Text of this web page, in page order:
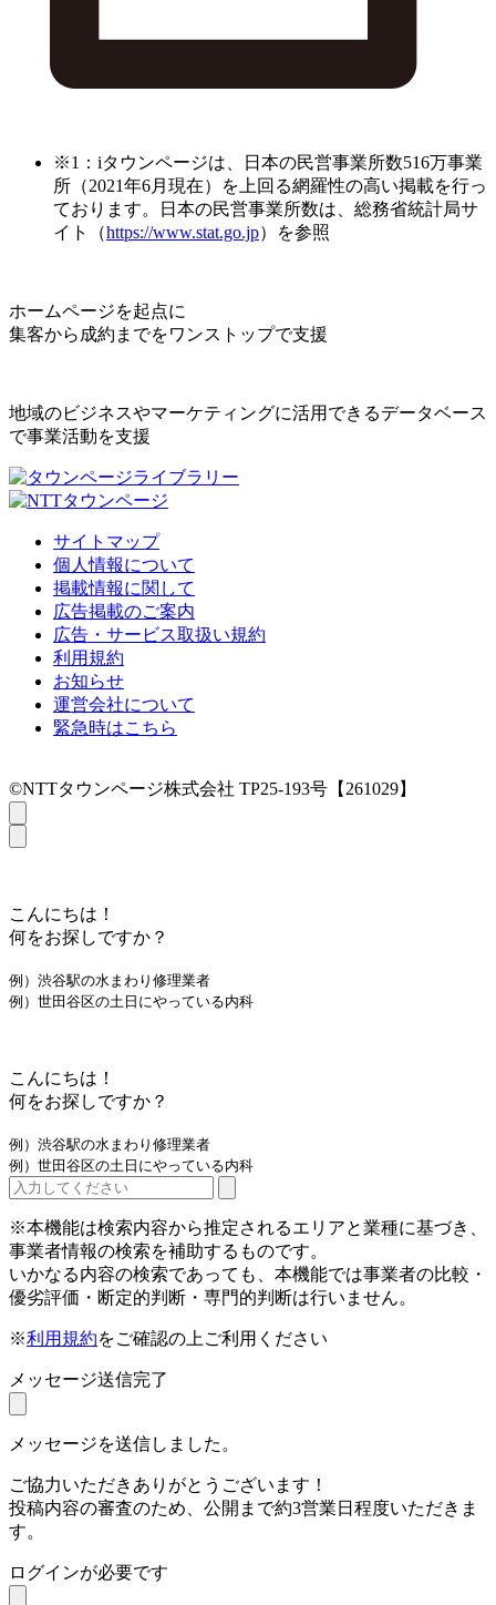
※1：iタウンページは、日本の民営事業所数516万事業
所（2021年6月現在）を上回る網羅性の高い掲載を行っ
ております。日本の民営事業所数は、総務省統計局サ
イト（https://www.stat.go.jp）を参照
ホームページを起点に
集客から成約までをワンストップで支援
地域のビジネスやマーケティングに活用できるデータベース
で事業活動を支援
サイトマップ
個人情報について
掲載情報に関して
広告掲載のご案内
広告・サービス取扱い規約
利用規約
お知らせ
運営会社について
緊急時はこちら
©NTTタウンページ株式会社 TP25-193号【261029】
こんにちは！
何をお探しですか？
例）渋谷駅の水まわり修理業者
例）世田谷区の土日にやっている内科
こんにちは！
何をお探しですか？
例）渋谷駅の水まわり修理業者
例）世田谷区の土日にやっている内科
※本機能は検索内容から推定されるエリアと業種に基づき、
事業者情報の検索を補助するものです。
いかなる内容の検索であっても、本機能では事業者の比較・
優劣評価・断定的判断・専門的判断は行いません。
※利用規約をご確認の上ご利用ください
メッセージ送信完了
メッセージを送信しました。
ご協力いただきありがとうございます！
投稿内容の審査のため、公開まで約3営業日程度いただきま
す。
ログインが必要です